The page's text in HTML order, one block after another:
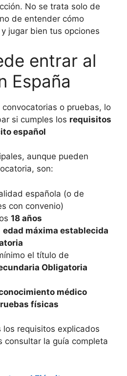
No se trata solo de
de entender cómo
jugar bien tus opciones
entrar al
España
o pruebas, lo
si cumples los requisitos
español
aunque pueden
son:
española (o de
con convenio)
18 años
edad máxima establecida
el título de
Obligatoria
médico
físicas
los requisitos explicados
consultar la guía completa